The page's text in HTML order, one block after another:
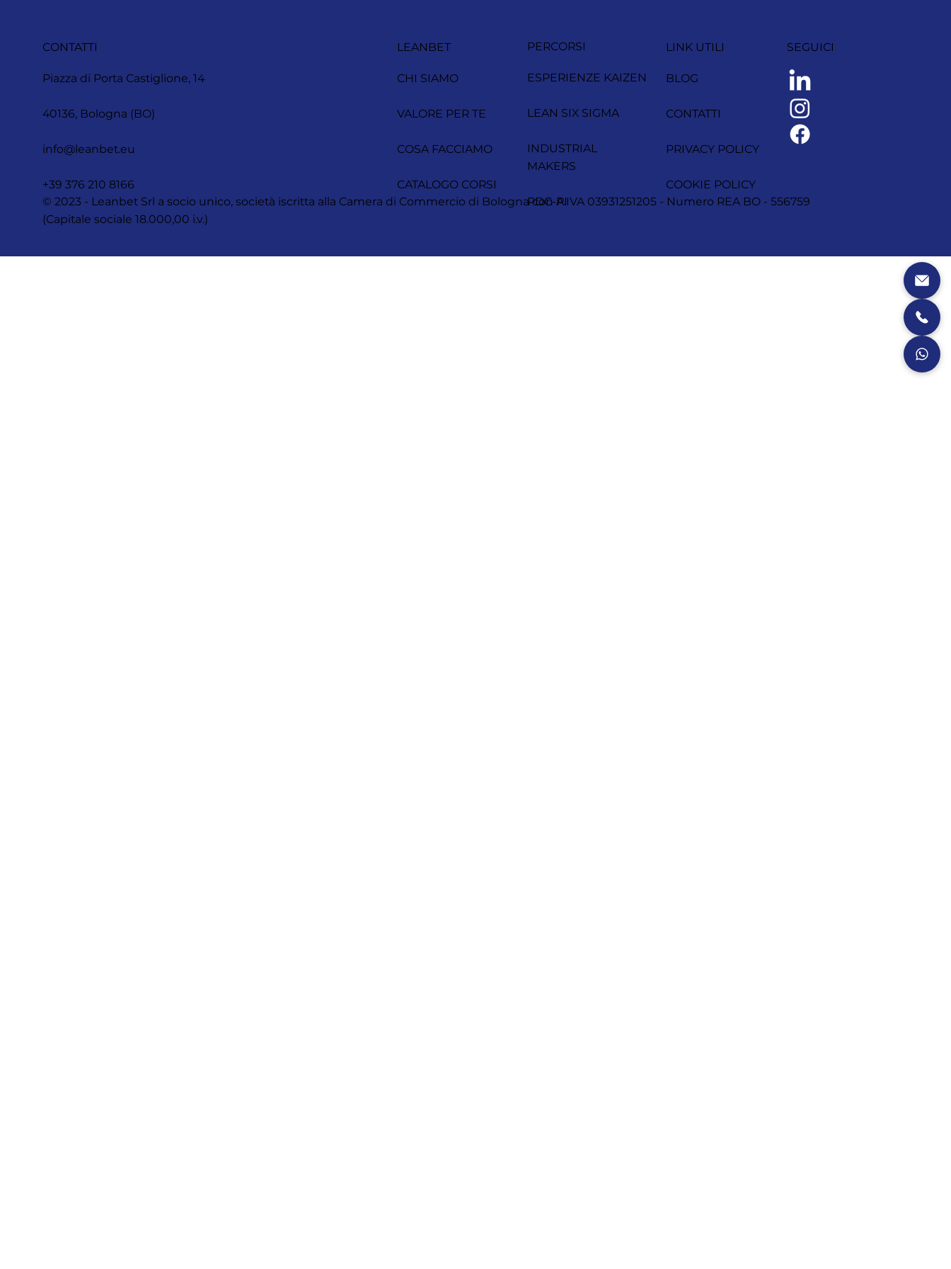
CONTATTI
Piazza di Porta Castiglione, 14
40136, Bologna (BO)
info@leanbet.eu
+39 376 210 8166
LEANBET
CHI SIAMO
VALORE PER TE
COSA FACCIAMO
CATALOGO CORSI
PERCORSI
ESPERIENZE KAIZEN
LEAN SIX SIGMA
INDUSTRIAL
MAKERS
PDC-AI
LINK UTILI
BLOG
CONTATTI
PRIVACY POLICY
COOKIE POLICY
SEGUICI
© 2023 - Leanbet Srl a socio unico, società iscritta alla Camera di Commercio di Bologna con P.IVA 03931251205 - Numero REA BO - 556759
(Capitale sociale 18.000,00 i.v.)